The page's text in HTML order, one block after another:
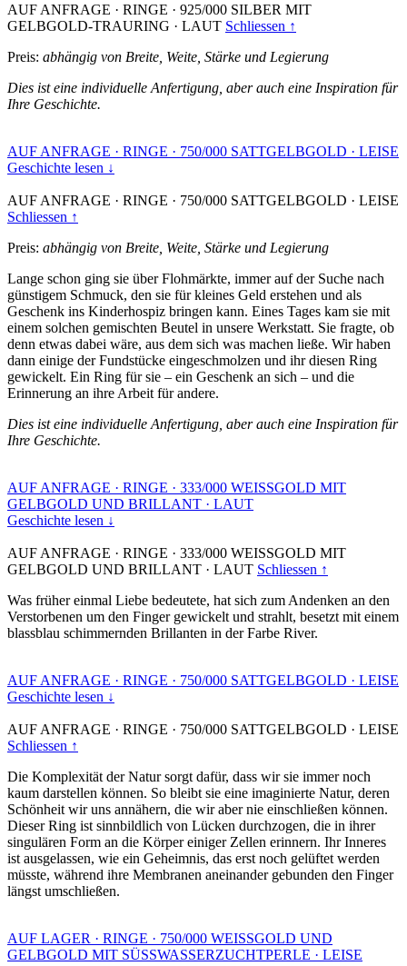
AUF ANFRAGE · RINGE · 925/000 SILBER MIT
GELBGOLD-TRAURING · LAUT Schliessen ↑
Preis: abhängig von Breite, Weite, Stärke und Legierung
Dies ist eine individuelle Anfertigung, aber auch eine Inspiration für
Ihre Geschichte.
AUF ANFRAGE · RINGE · 750/000 SATTGELBGOLD · LEISE
Geschichte lesen ↓
AUF ANFRAGE · RINGE · 750/000 SATTGELBGOLD · LEISE
Schliessen ↑
Preis: abhängig von Breite, Weite, Stärke und Legierung
Lange schon ging sie über Flohmärkte, immer auf der Suche nach
günstigem Schmuck, den sie für kleines Geld erstehen und als
Geschenk ins Kinderhospiz bringen kann. Eines Tages kam sie mit
einem solchen gemischten Beutel in unsere Werkstatt. Sie fragte, ob
denn etwas dabei wäre, aus dem sich was machen ließe. Wir haben
dann einige der Fundstücke eingeschmolzen und ihr diesen Ring
gewickelt. Ein Ring für sie – ein Geschenk an sich – und die
Erinnerung an ihre Arbeit für andere.
Dies ist eine individuelle Anfertigung, aber auch eine Inspiration für
Ihre Geschichte.
AUF ANFRAGE · RINGE · 333/000 WEISSGOLD MIT
GELBGOLD UND BRILLANT · LAUT
Geschichte lesen ↓
AUF ANFRAGE · RINGE · 333/000 WEISSGOLD MIT
GELBGOLD UND BRILLANT · LAUT Schliessen ↑
Was früher einmal Liebe bedeutete, hat sich zum Andenken an den
Verstorbenen um den Finger gewickelt und strahlt, besetzt mit einem
blassblau schimmernden Brillanten in der Farbe River.
AUF ANFRAGE · RINGE · 750/000 SATTGELBGOLD · LEISE
Geschichte lesen ↓
AUF ANFRAGE · RINGE · 750/000 SATTGELBGOLD · LEISE
Schliessen ↑
Die Komplexität der Natur sorgt dafür, dass wir sie immer noch
kaum darstellen können. So bleibt sie eine imaginierte Natur, deren
Schönheit wir uns annähern, die wir aber nie einschließen können.
Dieser Ring ist sinnbildlich von Lücken durchzogen, die in ihrer
singulären Form an die Körper einiger Zellen erinnern. Ihr Inneres
ist ausgelassen, wie ein Geheimnis, das erst noch gelüftet werden
müsste, während ihre Membranen aneinander gebunden den Finger
längst umschließen.
AUF LAGER · RINGE · 750/000 WEISSGOLD UND
GELBGOLD MIT SÜSSWASSERZUCHTPERLE · LEISE